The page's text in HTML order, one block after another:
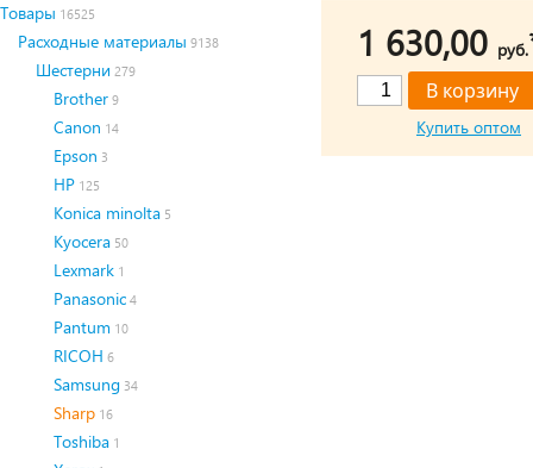
Товары 16525
Расходные материалы 9138
Шестерни 279
Brother 9
Canon 14
Epson 3
HP 125
Konica minolta 5
Kyocera 50
Lexmark 1
Panasonic 4
Pantum 10
RICOH 6
Samsung 34
Sharp 16
Toshiba 1
1 630,00 руб.
Купить оптом